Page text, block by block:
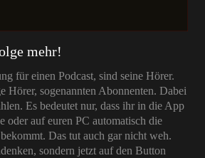
mehr!
für einen Podcast, sind seine Hörer.
Hörer, sogenannten Abonnenten. Dabei
Es bedeutet nur, dass ihr in die App
oder auf euren PC automatisch die
Das tut auch gar nicht weh.
sondern jetzt auf den Button